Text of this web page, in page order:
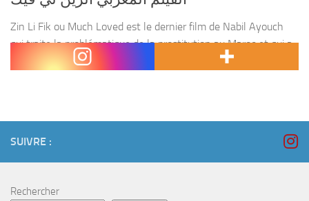
Zin Li Fik ou Much Loved est le dernier film de Nabil Ayouch
qui traite la problématique de la prostitution au Maroc et qui a
fait beaucoup de polémique au Maroc. 4 parties piratés...
SUIVRE :
Rechercher